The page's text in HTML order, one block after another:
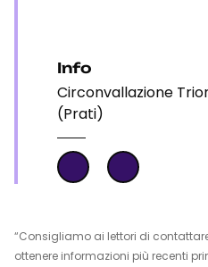
Info
Circonvallazione
(Prati)
“Consigliamo ai lettori di
ottenere informazioni più recenti